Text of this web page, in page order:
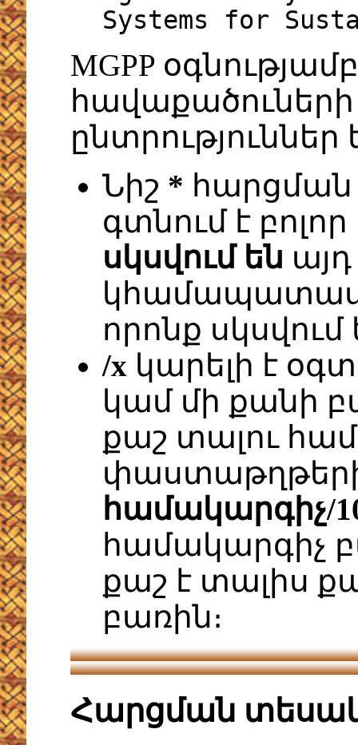
Systems for
MGPP
Նիշ * հարցման
գտնում է
սկսվում են
որոնք սկսվում
/x կարելի է
կամ մի քանի
քաշ տալու
համակարգիչ/
համակարգիչ
քաշ է տալիս
բառին։
Հարցման